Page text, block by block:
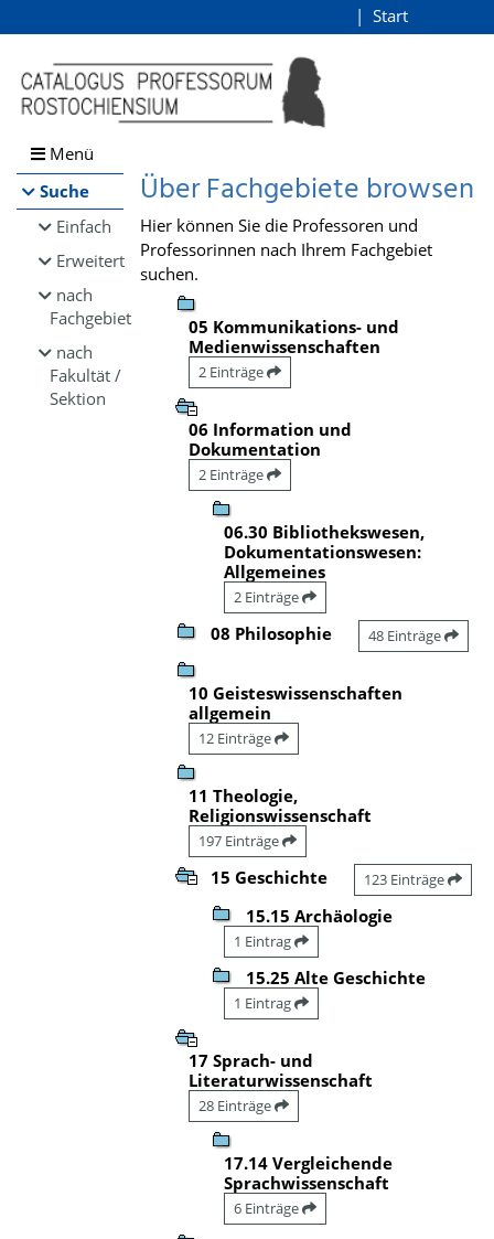
Browsen
direkt zum Inhalt
Start
Menü
Suche
Einfach
Erweitert
nach
Fachgebiet
nach
Fakultät /
Sektion
Über Fachgebiete browsen
Hier können Sie die Professoren und
Professorinnen nach Ihrem Fachgebiet
suchen.
05 Kommunikations- und
Medienwissenschaften
2 Einträge
06 Information und
Dokumentation
2 Einträge
06.30 Bibliothekswesen,
Dokumentationswesen:
Allgemeines
2 Einträge
08 Philosophie 48 Einträge
10 Geisteswissenschaften
allgemein
12 Einträge
11 Theologie,
Religionswissenschaft
197 Einträge
15 Geschichte 123 Einträge
15.15 Archäologie
1 Eintrag
15.25 Alte Geschichte
1 Eintrag
17 Sprach- und
Literaturwissenschaft
28 Einträge
17.14 Vergleichende
Sprachwissenschaft
6 Einträge